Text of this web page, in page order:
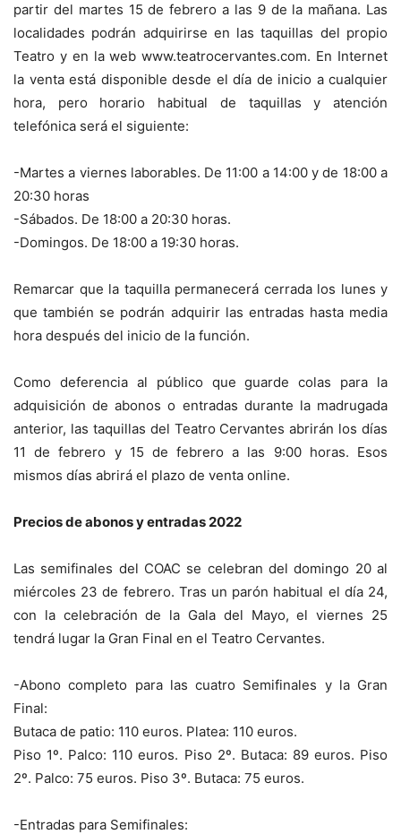
partir del martes 15 de febrero a las 9 de la mañana. Las
localidades podrán adquirirse en las taquillas del propio
Teatro y en la web www.teatrocervantes.com. En Internet
la venta está disponible desde el día de inicio a cualquier
hora, pero horario habitual de taquillas y atención
telefónica será el siguiente:
-Martes a viernes laborables. De 11:00 a 14:00 y de 18:00 a
20:30 horas
-Sábados. De 18:00 a 20:30 horas.
-Domingos. De 18:00 a 19:30 horas.
Remarcar que la taquilla permanecerá cerrada los lunes y
que también se podrán adquirir las entradas hasta media
hora después del inicio de la función.
Como deferencia al público que guarde colas para la
adquisición de abonos o entradas durante la madrugada
anterior, las taquillas del Teatro Cervantes abrirán los días
11 de febrero y 15 de febrero a las 9:00 horas. Esos
mismos días abrirá el plazo de venta online.
Precios de abonos y entradas 2022
Las semifinales del COAC se celebran del domingo 20 al
miércoles 23 de febrero. Tras un parón habitual el día 24,
con la celebración de la Gala del Mayo, el viernes 25
tendrá lugar la Gran Final en el Teatro Cervantes.
-Abono completo para las cuatro Semifinales y la Gran
Final:
Butaca de patio: 110 euros. Platea: 110 euros.
Piso 1º. Palco: 110 euros. Piso 2º. Butaca: 89 euros. Piso
2º. Palco: 75 euros. Piso 3º. Butaca: 75 euros.
-Entradas para Semifinales: